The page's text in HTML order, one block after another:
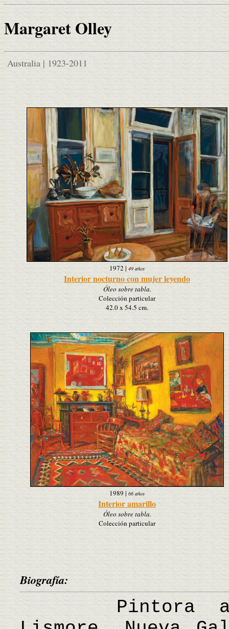
Margaret Olley
Australia | 1923-2011
1972 | 49 años
Interior nocturno con mujer leyendo
Óleo sobre tabla.
Colección particular
42.0 x 54.5 cm.
1989 | 66 años
Interior amarillo
Óleo sobre tabla.
Colección particular
Biografía:
Pintora